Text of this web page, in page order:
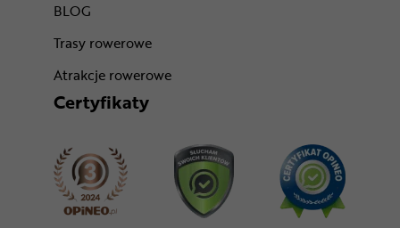
BLOG
Trasy rowerowe
Atrakcje rowerowe
Certyfikaty